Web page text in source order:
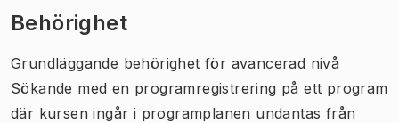
Behörighet
Grundläggande behörighet för avancerad nivå
Sökande med en programregistrering på ett program
där kursen ingår i programplanen undantas från